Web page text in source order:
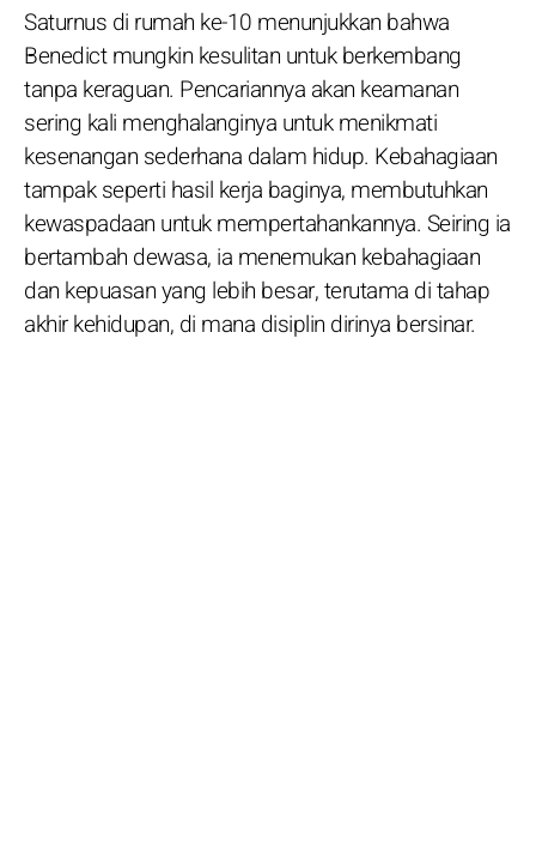
Saturnus di rumah ke-10 menunjukkan bahwa
Benedict mungkin kesulitan untuk berkembang
tanpa keraguan. Pencariannya akan keamanan
sering kali menghalanginya untuk menikmati
kesenangan sederhana dalam hidup. Kebahagiaan
tampak seperti hasil kerja baginya, membutuhkan
kewaspadaan untuk mempertahankannya. Seiring ia
bertambah dewasa, ia menemukan kebahagiaan
dan kepuasan yang lebih besar, terutama di tahap
akhir kehidupan, di mana disiplin dirinya bersinar.